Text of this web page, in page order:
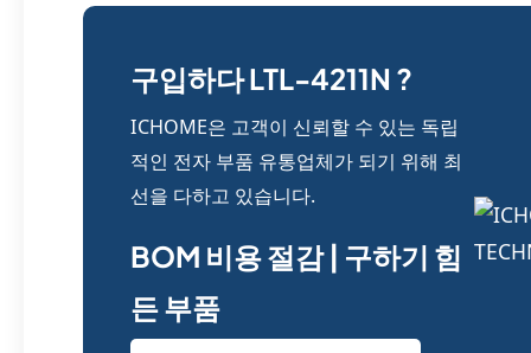
구입하다 LTL-4211N ?
ICHOME은 고객이 신뢰할 수 있는 독립
적인 전자 부품 유통업체가 되기 위해 최
선을 다하고 있습니다.
BOM 비용 절감 | 구하기 힘
든 부품